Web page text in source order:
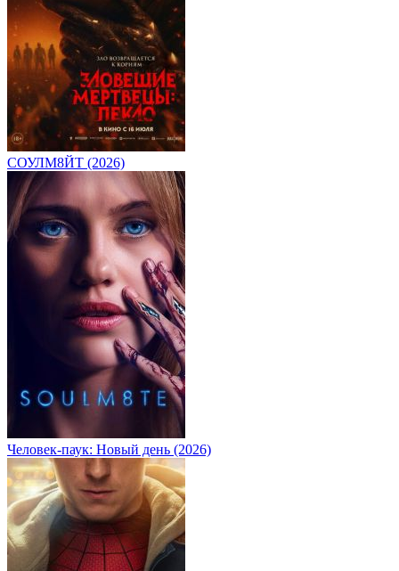
СОУЛМ8ЙТ (2026)
Человек-паук: Новый день (2026)